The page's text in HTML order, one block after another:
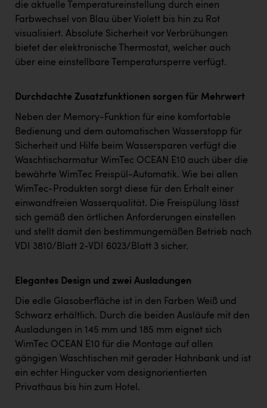
die aktuelle Temperatureinstellung durch einen
Farbwechsel von Blau über Violett bis hin zu Rot
visualisiert. Absolute Sicherheit vor Verbrühungen
bietet der elektronische Thermostat, welcher auch
über eine einstellbare Temperatursperre verfügt.
Durchdachte Zusatzfunktionen sorgen für Mehrwert
Neben der Memory-Funktion für eine komfortable
Bedienung und dem automatischen Wasserstopp für
Sicherheit und Hilfe beim Wassersparen verfügt die
Waschtischarmatur WimTec OCEAN E10 auch über die
bewährte WimTec Freispül-Automatik. Wie bei allen
WimTec-Produkten sorgt diese für den Erhalt einer
einwandfreien Wasserqualität. Die Freispülung lässt
sich gemäß den örtlichen Anforderungen einstellen
und stellt damit den bestimmungemäßen Betrieb nach
VDI 3810/Blatt 2-VDI 6023/Blatt 3 sicher.
Elegantes Design und zwei Ausladungen
Die edle Glasoberfläche ist in den Farben Weiß und
Schwarz erhältlich. Durch die beiden Ausläufe mit den
Ausladungen in 145 mm und 185 mm eignet sich
WimTec OCEAN E10 für die Montage auf allen
gängigen Waschtischen mit gerader Hahnbank und ist
ein echter Hingucker vom designorientierten
Privathaus bis hin zum Hotel.